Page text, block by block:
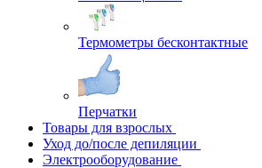
Термометры бесконтактные
Перчатки
Товары для взрослых
Уход до/после депиляции
Электрооборудование